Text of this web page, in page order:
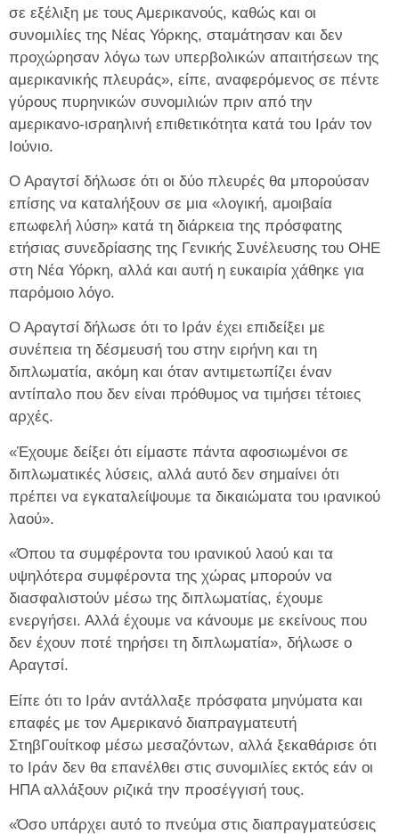
σε εξέλιξη με τους Αμερικανούς, καθώς και οι
συνομιλίες της Νέας Υόρκης, σταμάτησαν και δεν
προχώρησαν λόγω των υπερβολικών απαιτήσεων της
αμερικανικής πλευράς», είπε, αναφερόμενος σε πέντε
γύρους πυρηνικών συνομιλιών πριν από την
αμερικανο-ισραηλινή επιθετικότητα κατά του Ιράν τον
Ιούνιο.
Ο Αραγτσί δήλωσε ότι οι δύο πλευρές θα μπορούσαν
επίσης να καταλήξουν σε μια «λογική, αμοιβαία
επωφελή λύση» κατά τη διάρκεια της πρόσφατης
ετήσιας συνεδρίασης της Γενικής Συνέλευσης του ΟΗΕ
στη Νέα Υόρκη, αλλά και αυτή η ευκαιρία χάθηκε για
παρόμοιο λόγο.
Ο Αραγτσί δήλωσε ότι το Ιράν έχει επιδείξει με
συνέπεια τη δέσμευσή του στην ειρήνη και τη
διπλωματία, ακόμη και όταν αντιμετωπίζει έναν
αντίπαλο που δεν είναι πρόθυμος να τιμήσει τέτοιες
αρχές.
«Έχουμε δείξει ότι είμαστε πάντα αφοσιωμένοι σε
διπλωματικές λύσεις, αλλά αυτό δεν σημαίνει ότι
πρέπει να εγκαταλείψουμε τα δικαιώματα του ιρανικού
λαού».
«Όπου τα συμφέροντα του ιρανικού λαού και τα
υψηλότερα συμφέροντα της χώρας μπορούν να
διασφαλιστούν μέσω της διπλωματίας, έχουμε
ενεργήσει. Αλλά έχουμε να κάνουμε με εκείνους που
δεν έχουν ποτέ τηρήσει τη διπλωματία», δήλωσε ο
Αραγτσί.
Είπε ότι το Ιράν αντάλλαξε πρόσφατα μηνύματα και
επαφές με τον Αμερικανό διαπραγματευτή
ΣτηβΓουίτκοφ μέσω μεσαζόντων, αλλά ξεκαθάρισε ότι
το Ιράν δεν θα επανέλθει στις συνομιλίες εκτός εάν οι
ΗΠΑ αλλάξουν ριζικά την προσέγγισή τους.
«Όσο υπάρχει αυτό το πνεύμα στις διαπραγματεύσεις